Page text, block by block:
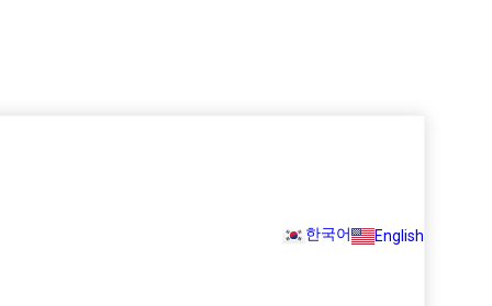
한국어 English